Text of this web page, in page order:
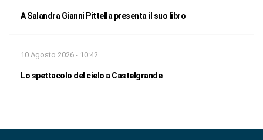
A Salandra Gianni Pittella presenta il suo libro
10 Agosto 2026 - 10:42
Lo spettacolo del cielo a Castelgrande